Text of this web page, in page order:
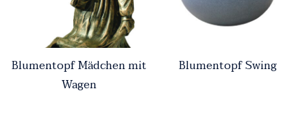
Blumentopf Mädchen mit
Wagen
Blumentopf Swing